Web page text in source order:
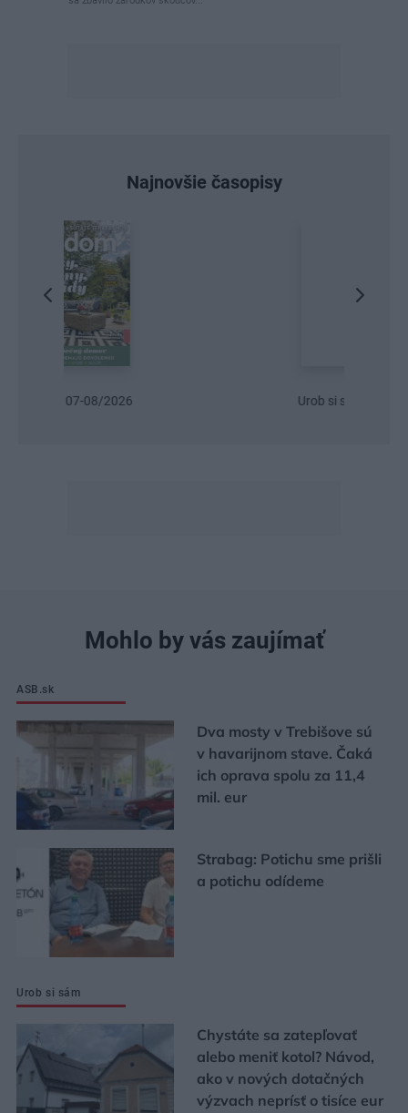
Najnovšie časopisy
Mohlo by vás zaujímať
ASB.sk
Dva mosty v Trebišove sú
v havarijnom stave. Čaká
ich oprava spolu za 11,4
mil. eur
Strabag: Potichu sme prišli
a potichu odídeme
Urob si sám
Chystáte sa zatepľovať
alebo meniť kotol? Návod,
ako v nových dotačných
výzvach neprísť o tisíce eur